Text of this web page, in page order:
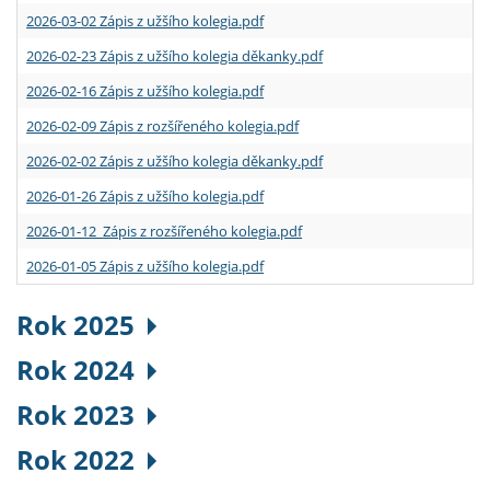
2026-03-02 Zápis z užšího kolegia.pdf
2026-02-23 Zápis z užšího kolegia děkanky.pdf
2026-02-16 Zápis z užšího kolegia.pdf
2026-02-09 Zápis z rozšířeného kolegia.pdf
2026-02-02 Zápis z užšího kolegia děkanky.pdf
2026-01-26 Zápis z užšího kolegia.pdf
2026-01-12 Zápis z rozšířeného kolegia.pdf
2026-01-05 Zápis z užšího kolegia.pdf
Rok 2025
Rok 2024
Rok 2023
Rok 2022